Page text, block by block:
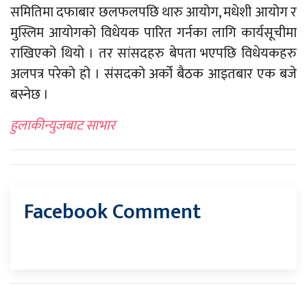
समितिमा दफाबार छलफलपछि थारु आयोग, मधेशी आयोग र
मुस्लिम आयोगको विधेयक पारित गर्नका लागि कार्यसूचीमा
राखिएको थियो । तर सांसदहरु बेपता भएपछि विधेयकहरु
अलपत्र परेको हो । संसदको अर्को बैठक आइतबार एक बजे
बस्नेछ ।
हुलाकीन्युजबाट साभार
Facebook Comment